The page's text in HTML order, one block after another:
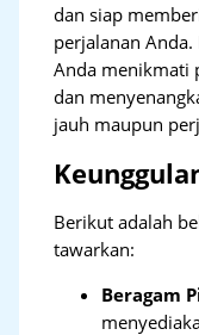
dan siap
perjalanan
Anda menikmati
dan
jauh maupun
Berikut adalah
tawarkan:
Beragam